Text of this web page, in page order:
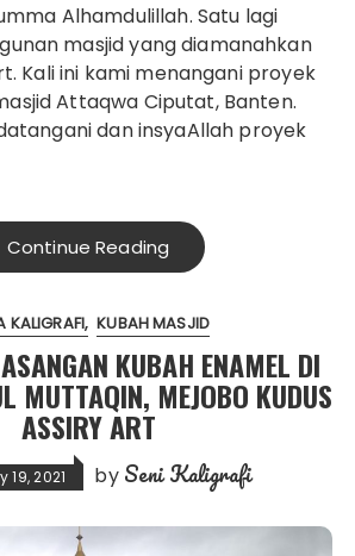
Alhamdulillah. Satu lagi
masjid yang diamanahkan
Kali ini kami menangani proyek
Attaqwa Ciputat, Banten.
dan insyaAllah proyek
Continue Reading
KALIGRAFI KUBAH MASJID
KUBAH ENAMEL DI
MUTTAQIN, MEJOBO KUDUS
ASSIRY ART
19, 2021 by Seni Kaligrafi